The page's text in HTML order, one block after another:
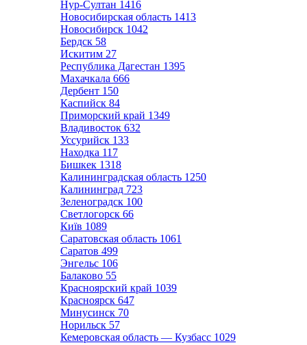
Нур-Султан 1416
Новосибирская область 1413
Новосибирск 1042
Бердск 58
Искитим 27
Республика Дагестан 1395
Махачкала 666
Дербент 150
Каспийск 84
Приморский край 1349
Владивосток 632
Уссурийск 133
Находка 117
Бишкек 1318
Калининградская область 1250
Калининград 723
Зеленоградск 100
Светлогорск 66
Київ 1089
Саратовская область 1061
Саратов 499
Энгельс 106
Балаково 55
Красноярский край 1039
Красноярск 647
Минусинск 70
Норильск 57
Кемеровская область — Кузбасс 1029